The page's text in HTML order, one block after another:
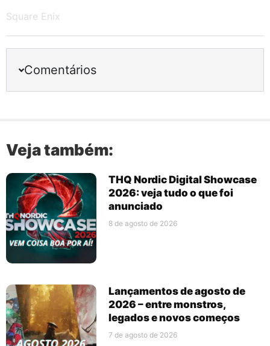
Square Enix
Comentários
Veja também:
THQ Nordic Digital Showcase
2026: veja tudo o que foi
anunciado
8 de agosto de 2026
Lançamentos de agosto de
2026 – entre monstros,
legados e novos começos
7 de agosto de 2026